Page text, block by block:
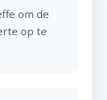
om de
op te